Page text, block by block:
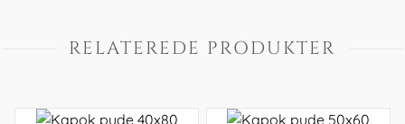
RELATEREDE PRODUKTER